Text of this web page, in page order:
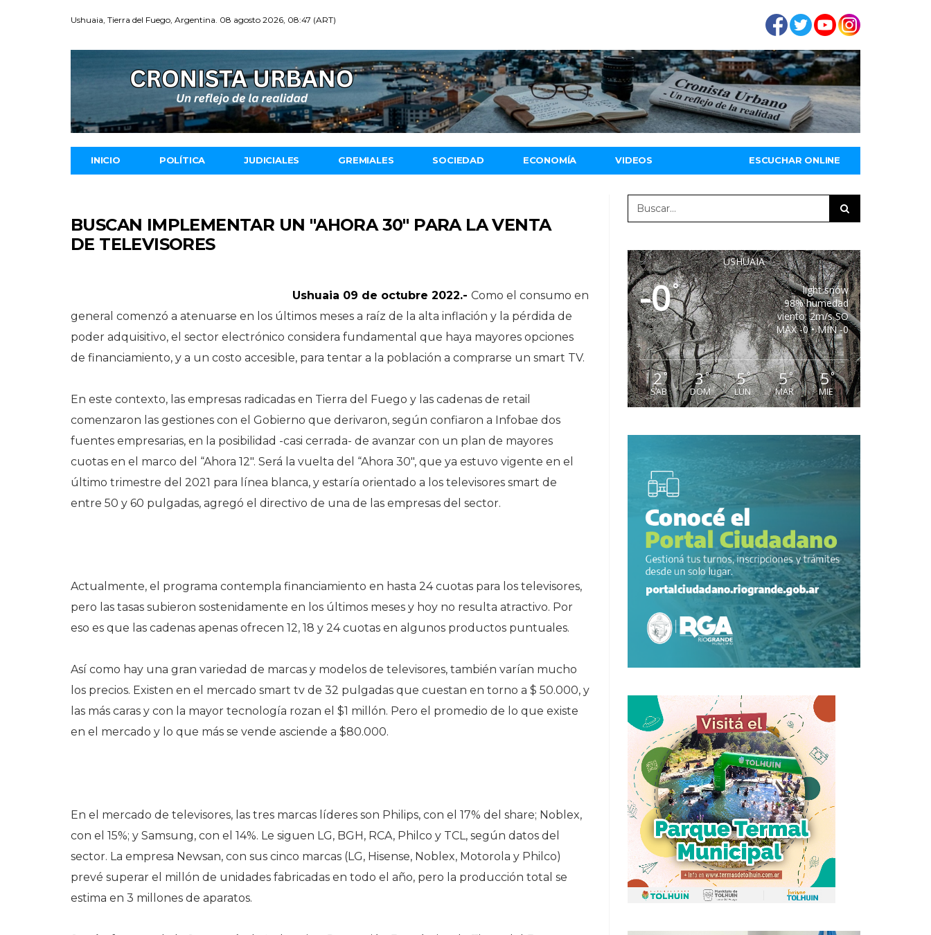
Ushuaia, Tierra del Fuego, Argentina. 08 agosto 2026, 08:47 (ART)
INICIO POLÍTICA JUDICIALES GREMIALES SOCIEDAD ECONOMÍA VIDEOS ESCUCHAR ONLINE
BUSCAN IMPLEMENTAR UN "AHORA 30" PARA LA VENTA
DE TELEVISORES
Ushuaia 09 de octubre 2022.- Como el consumo en
general comenzó a atenuarse en los últimos meses a raíz de la alta inflación y la pérdida de
poder adquisitivo, el sector electrónico considera fundamental que haya mayores opciones
de financiamiento, y a un costo accesible, para tentar a la población a comprarse un smart TV.
En este contexto, las empresas radicadas en Tierra del Fuego y las cadenas de retail
comenzaron las gestiones con el Gobierno que derivaron, según confiaron a Infobae dos
fuentes empresarias, en la posibilidad -casi cerrada- de avanzar con un plan de mayores
cuotas en el marco del “Ahora 12″. Será la vuelta del “Ahora 30″, que ya estuvo vigente en el
último trimestre del 2021 para línea blanca, y estaría orientado a los televisores smart de
entre 50 y 60 pulgadas, agregó el directivo de una de las empresas del sector.
Actualmente, el programa contempla financiamiento en hasta 24 cuotas para los televisores,
pero las tasas subieron sostenidamente en los últimos meses y hoy no resulta atractivo. Por
eso es que las cadenas apenas ofrecen 12, 18 y 24 cuotas en algunos productos puntuales.
Así como hay una gran variedad de marcas y modelos de televisores, también varían mucho
los precios. Existen en el mercado smart tv de 32 pulgadas que cuestan en torno a $ 50.000, y
las más caras y con la mayor tecnología rozan el $1 millón. Pero el promedio de lo que existe
en el mercado y lo que más se vende asciende a $80.000.
En el mercado de televisores, las tres marcas líderes son Philips, con el 17% del share; Noblex,
con el 15%; y Samsung, con el 14%. Le siguen LG, BGH, RCA, Philco y TCL, según datos del
sector. La empresa Newsan, con sus cinco marcas (LG, Hisense, Noblex, Motorola y Philco)
prevé superar el millón de unidades fabricadas en todo el año, pero la producción total se
estima en 3 millones de aparatos.
USHUAIA
-0°
light snow
98% humedad
viento: 2m/s SO
MAX -0 • MIN -0
2°
SAB
3°
DOM
5°
LUN
5°
MAR
5°
MIE